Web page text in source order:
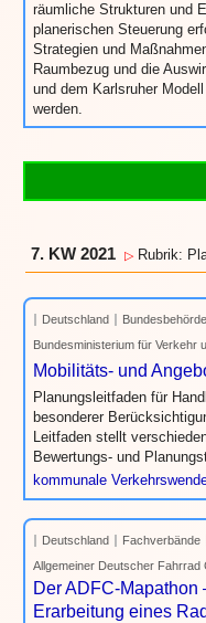
räumliche Strukturen und
planerischen Steuerung
Strategien und
Raumbezug und die
und dem Karlsruher
werden.
7. KW 2021 ▷ Rubrik:
Deutschland
Bundesministerium für Verkehr
Mobilitäts- und
Planungsleitfaden für
besonderer
Leitfaden stellt
Bewertungs- und
kommunale
Deutschland Fachverbände
Allgemeiner Deutscher Fahrrad
Der ADFC-
Erarbeitung eines